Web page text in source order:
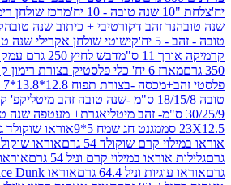
מרכז שולחן רימון
זהב דקורטיבי + כיתוב שנה טובהקישוטי
קישוטי שולחן אקרילי שנה טובה -כסף - 5 יח'
ס"מ
דבש לחיץ 250 גרם עמק חפר
עוגת
בצורת רימון ק. 7 ס"מ-שקוף
-בצורת תפוח 12.8*13.8*7 ס"מ
קופ'
קפ' קרטון חלון
אגרת+ מעטפה שנה טובה שופר/
מגנט חג שמח 5*9
אוראו שוקולד גליל 110.4 גרם
קרם שוקולד 54 גרם
במילוי קרם וניל 54 גרם
וניל 64.4 גרם
אוראו Space Dunk גליל 110.4 גרם